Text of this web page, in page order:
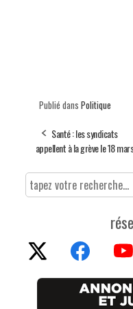
Publié dans Politique
Santé : les syndicats
appellent à la grève le 18 mars